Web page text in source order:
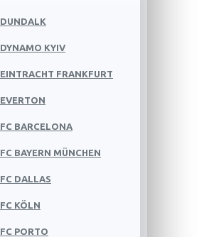
DUNDALK
DYNAMO KYIV
EINTRACHT FRANKFURT
EVERTON
FC BARCELONA
FC BAYERN MÜNCHEN
FC DALLAS
FC KÖLN
FC PORTO